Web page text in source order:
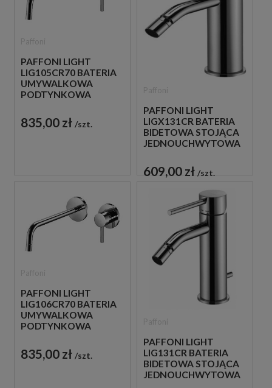
PAFFONI LIGHT
LIG105CR70 BATERIA
UMYWALKOWA
PODTYNKOWA
CHROM
835,00 zł szt.
PAFFONI LIGHT
LIGX131CR BATERIA
BIDETOWA STOJĄCA
JEDNOUCHWYTOWA
609,00 zł szt.
PAFFONI LIGHT
LIG106CR70 BATERIA
UMYWALKOWA
PODTYNKOWA
CHROM
835,00 zł szt.
PAFFONI LIGHT
LIG131CR BATERIA
BIDETOWA STOJĄCA
JEDNOUCHWYTOWA